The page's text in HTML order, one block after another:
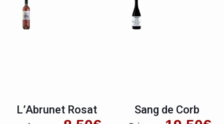
L’Abrunet Rosat Sang de Corb